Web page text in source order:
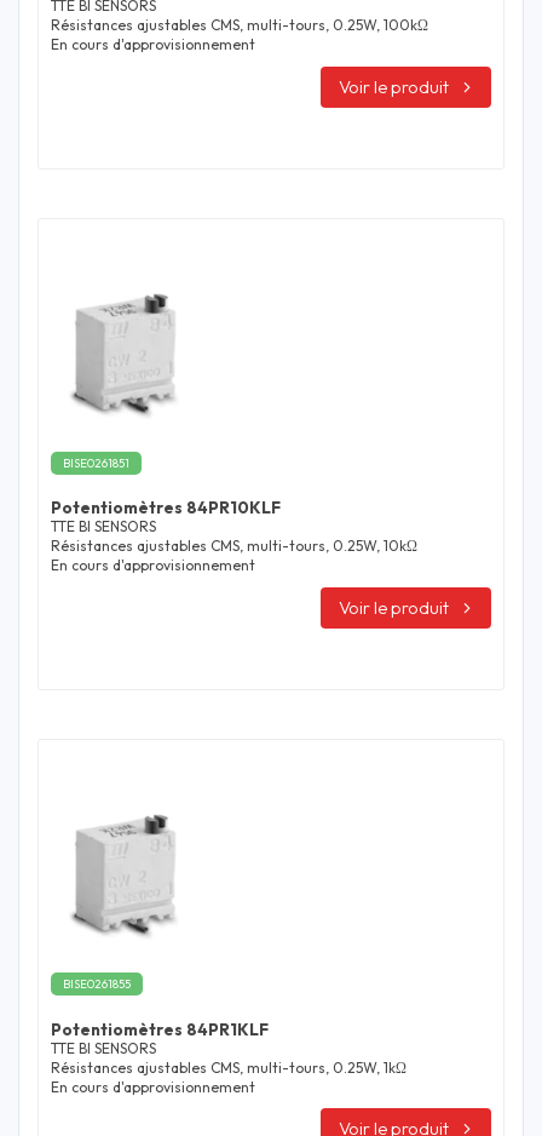
TTE BI SENSORS
Résistances ajustables CMS, multi-tours, 0.25W, 100kΩ
En cours d'approvisionnement
Voir le produit
BISE0261851
Potentiomètres 84PR10KLF
TTE BI SENSORS
Résistances ajustables CMS, multi-tours, 0.25W, 10kΩ
En cours d'approvisionnement
Voir le produit
BISE0261855
Potentiomètres 84PR1KLF
TTE BI SENSORS
Résistances ajustables CMS, multi-tours, 0.25W, 1kΩ
En cours d'approvisionnement
Voir le produit